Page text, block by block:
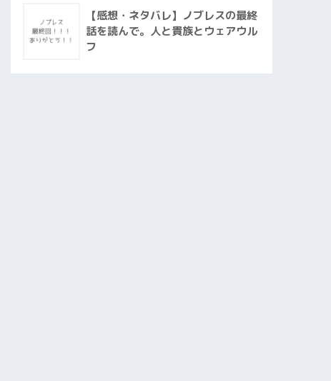
【感想・ネタバレ】ノブレスの最終
話を読んで。人と貴族とウェアウル
フ